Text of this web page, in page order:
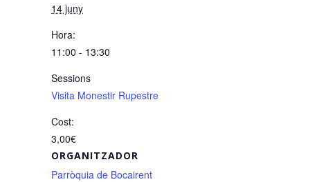
14 juny
Hora:
11:00 - 13:30
Sessions
Visita Monestir Rupestre
Cost:
3,00€
ORGANITZADOR
Parròquia de Bocairent